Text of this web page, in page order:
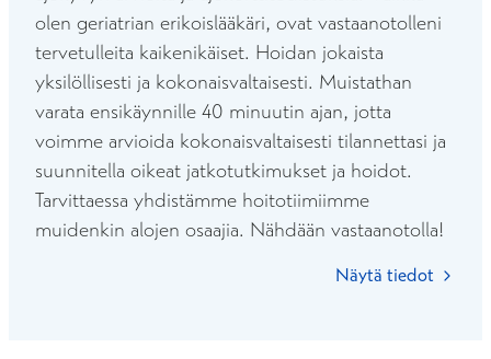
olen geriatrian erikoislääkäri, ovat vastaanotolleni
tervetulleita kaikenikäiset. Hoidan jokaista
yksilöllisesti ja kokonaisvaltaisesti. Muistathan
varata ensikäynnille 40 minuutin ajan, jotta
voimme arvioida kokonaisvaltaisesti tilannettasi ja
suunnitella oikeat jatkotutkimukset ja hoidot.
Tarvittaessa yhdistämme hoitotiimiimme
muidenkin alojen osaajia. Nähdään vastaanotolla!
Näytä tiedot